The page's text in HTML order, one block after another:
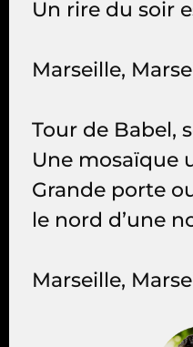
Un rire du soir
Marseille,
Tour de Babel,
Une mosaïque
Grande porte
le nord d’une
Marseille,